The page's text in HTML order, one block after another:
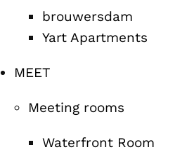
brouwersdam
Yart Apartments
MEET
Meeting rooms
Waterfront Room